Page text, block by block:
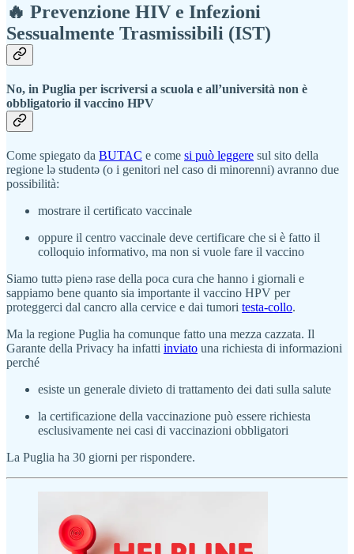
🔥 Prevenzione HIV e Infezioni
Sessualmente Trasmissibili (IST)
No, in Puglia per iscriversi a scuola e all’università non è
obbligatorio il vaccino HPV
Come spiegato da BUTAC e come si può leggere sul sito della
regione lə studentə (o i genitori nel caso di minorenni) avranno due
possibilità:
mostrare il certificato vaccinale
oppure il centro vaccinale deve certificare che si è fatto il
colloquio informativo, ma non si vuole fare il vaccino
Siamo tuttə pienə rase della poca cura che hanno i giornali e
sappiamo bene quanto sia importante il vaccino HPV per
proteggerci dal cancro alla cervice e dai tumori testa-collo.
Ma la regione Puglia ha comunque fatto una mezza cazzata. Il
Garante della Privacy ha infatti inviato una richiesta di informazioni
perché
esiste un generale divieto di trattamento dei dati sulla salute
la certificazione della vaccinazione può essere richiesta
esclusivamente nei casi di vaccinazioni obbligatori
La Puglia ha 30 giorni per rispondere.